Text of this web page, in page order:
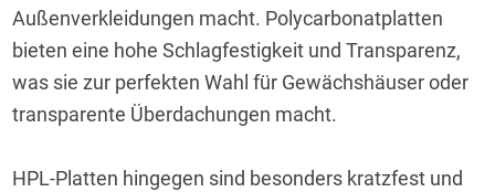
Außenverkleidungen macht. Polycarbonatplatten
bieten eine hohe Schlagfestigkeit und Transparenz,
was sie zur perfekten Wahl für Gewächshäuser oder
transparente Überdachungen macht.
HPL-Platten hingegen sind besonders kratzfest und